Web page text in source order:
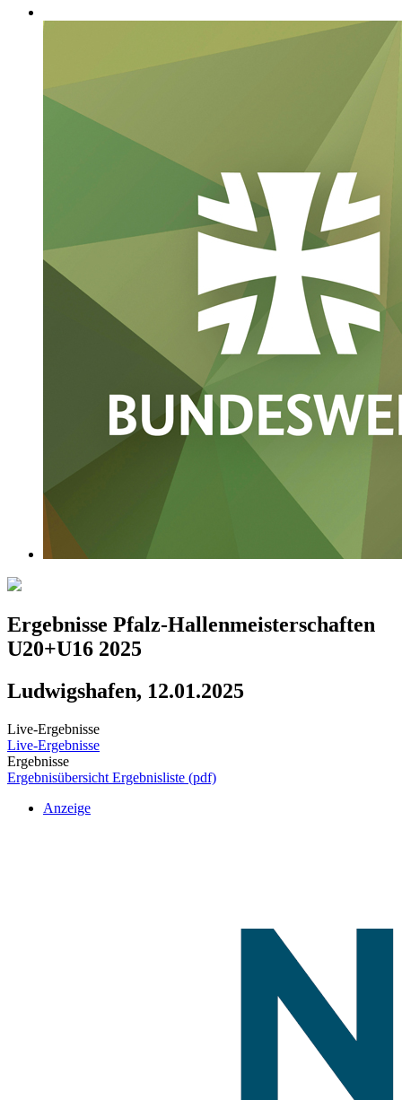
Ergebnisse Pfalz-Hallenmeisterschaften
U20+U16 2025
Ludwigshafen, 12.01.2025
Live-Ergebnisse
Live-Ergebnisse
Ergebnisse
Ergebnisübersicht Ergebnisliste (pdf)
Anzeige